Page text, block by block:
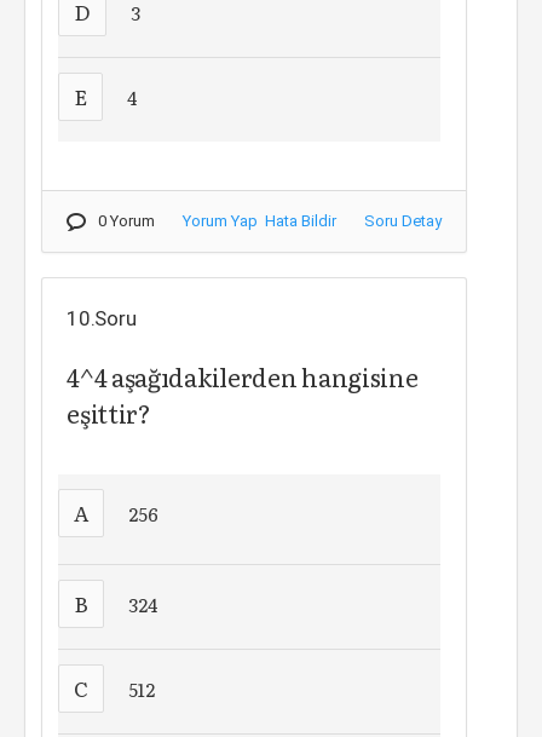
D 3
E 4
0 Yorum Yorum Yap Hata Bildir Soru Detay
10.Soru
4^4 aşağıdakilerden hangisine
eşittir?
A 256
B 324
C 512